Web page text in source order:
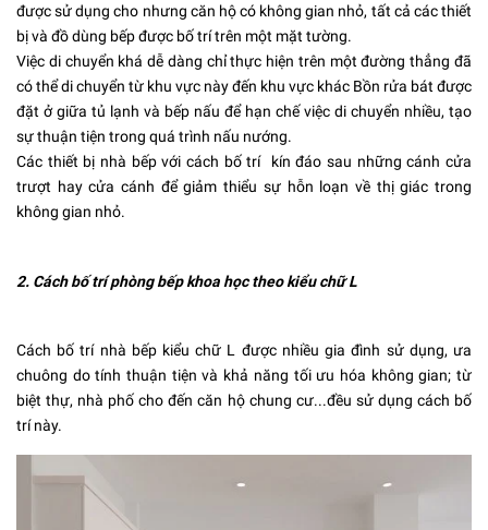
được sử dụng cho nhưng căn hộ có không gian nhỏ, tất cả các thiết
bị và đồ dùng bếp được bố trí trên một mặt tường.
Việc di chuyển khá dễ dàng chỉ thực hiện trên một đường thẳng đã
có thể di chuyển từ khu vực này đến khu vực khác Bồn rửa bát được
đặt ở giữa tủ lạnh và bếp nấu để hạn chế việc di chuyển nhiều, tạo
sự thuận tiện trong quá trình nấu nướng.
Các thiết bị nhà bếp với cách bố trí kín đáo sau những cánh cửa
trượt hay cửa cánh để giảm thiểu sự hỗn loạn về thị giác trong
không gian nhỏ.
2. Cách bố trí phòng bếp khoa học theo kiểu chữ L
Cách bố trí nhà bếp kiểu chữ L được nhiều gia đình sử dụng, ưa
chuông do tính thuận tiện và khả năng tối ưu hóa không gian; từ
biệt thự, nhà phố cho đến căn hộ chung cư...đều sử dụng cách bố
trí này.